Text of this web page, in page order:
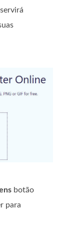
botão
para